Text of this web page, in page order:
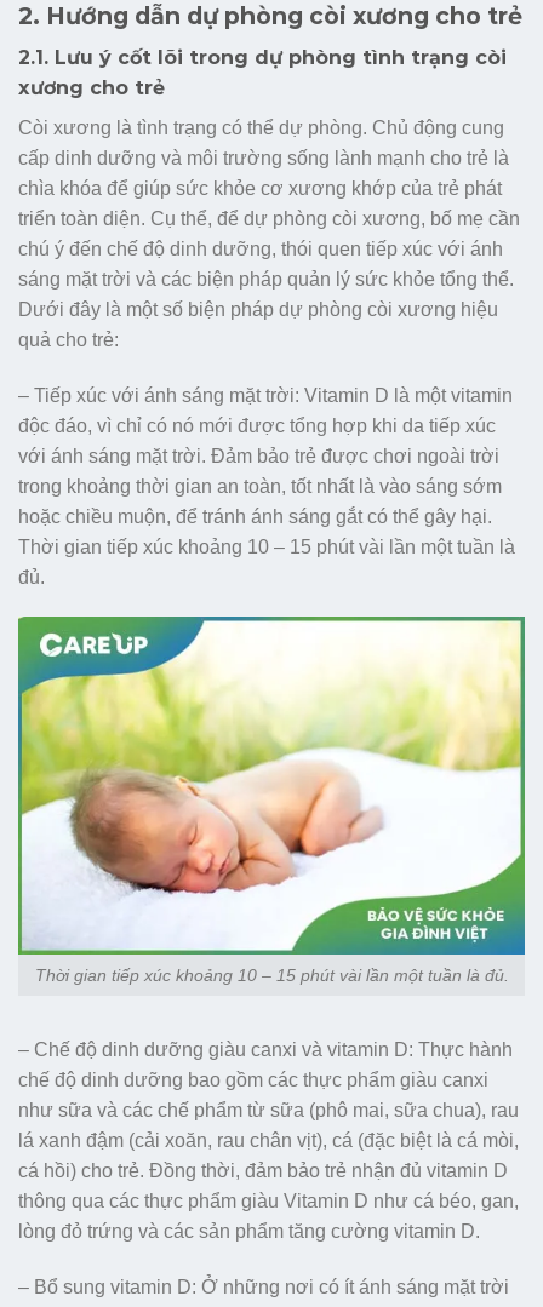
2. Hướng dẫn dự phòng còi xương cho trẻ
2.1. Lưu ý cốt lõi trong dự phòng tình trạng còi
xương cho trẻ
Còi xương là tình trạng có thể dự phòng. Chủ động cung
cấp dinh dưỡng và môi trường sống lành mạnh cho trẻ là
chìa khóa để giúp sức khỏe cơ xương khớp của trẻ phát
triển toàn diện. Cụ thể, để dự phòng còi xương, bố mẹ cần
chú ý đến chế độ dinh dưỡng, thói quen tiếp xúc với ánh
sáng mặt trời và các biện pháp quản lý sức khỏe tổng thể.
Dưới đây là một số biện pháp dự phòng còi xương hiệu
quả cho trẻ:
– Tiếp xúc với ánh sáng mặt trời: Vitamin D là một vitamin
độc đáo, vì chỉ có nó mới được tổng hợp khi da tiếp xúc
với ánh sáng mặt trời. Đảm bảo trẻ được chơi ngoài trời
trong khoảng thời gian an toàn, tốt nhất là vào sáng sớm
hoặc chiều muộn, để tránh ánh sáng gắt có thể gây hại.
Thời gian tiếp xúc khoảng 10 – 15 phút vài lần một tuần là
đủ.
Thời gian tiếp xúc khoảng 10 – 15 phút vài lần một tuần là đủ.
– Chế độ dinh dưỡng giàu canxi và vitamin D: Thực hành
chế độ dinh dưỡng bao gồm các thực phẩm giàu canxi
như sữa và các chế phẩm từ sữa (phô mai, sữa chua), rau
lá xanh đậm (cải xoăn, rau chân vịt), cá (đặc biệt là cá mòi,
cá hồi) cho trẻ. Đồng thời, đảm bảo trẻ nhận đủ vitamin D
thông qua các thực phẩm giàu Vitamin D như cá béo, gan,
lòng đỏ trứng và các sản phẩm tăng cường vitamin D.
– Bổ sung vitamin D: Ở những nơi có ít ánh sáng mặt trời